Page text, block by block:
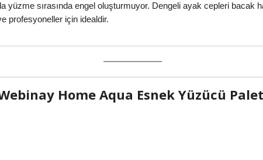
yüzme sırasında engel oluşturmuyor. Dengeli ayak cepleri bacak
profesyoneller için idealdir.
Home Aqua Esnek Yüzücü